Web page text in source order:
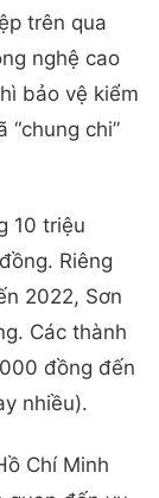
trên qua
nghệ cao
bảo vệ kiểm
chi”
10 triệu
Riêng
2022, Sơn
Các thành
đồng đến
nhiều).
Chí Minh